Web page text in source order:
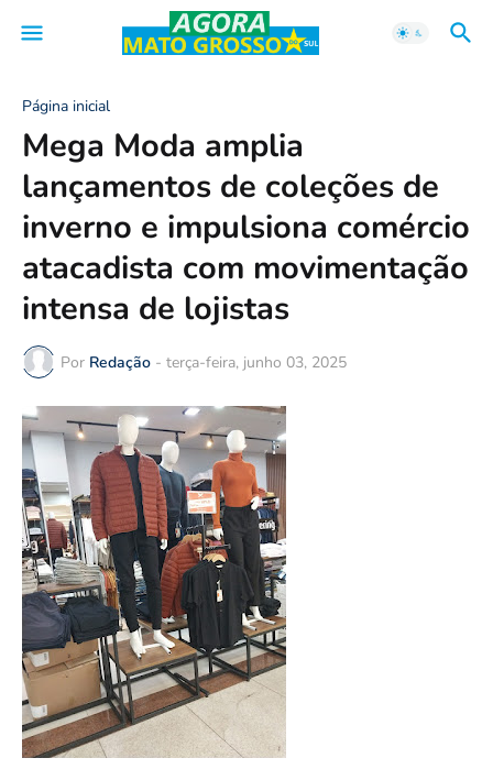
Página inicial
Mega Moda amplia
lançamentos de coleções de
inverno e impulsiona comércio
atacadista com movimentação
intensa de lojistas
Por Redação - terça-feira, junho 03, 2025